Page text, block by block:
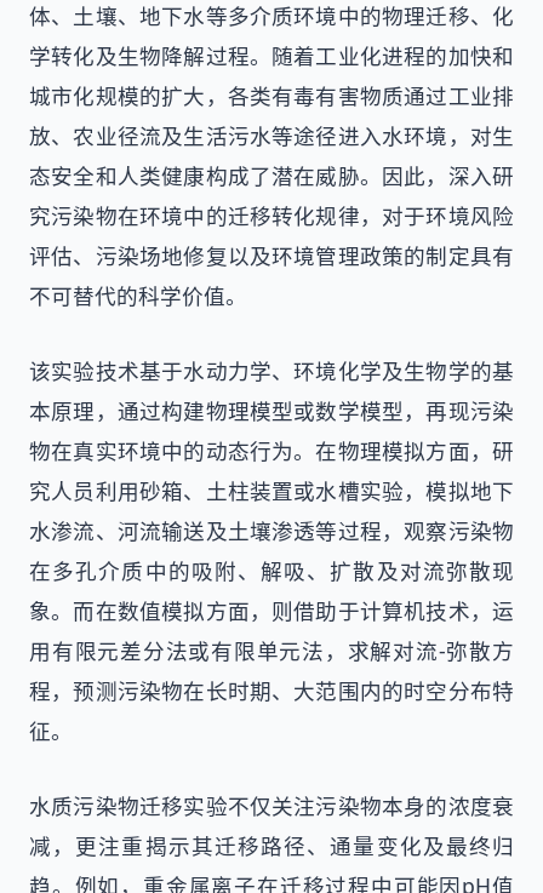
体、土壤、地下水等多介质环境中的物理迁移、化
学转化及生物降解过程。随着工业化进程的加快和
城市化规模的扩大，各类有毒有害物质通过工业排
放、农业径流及生活污水等途径进入水环境，对生
态安全和人类健康构成了潜在威胁。因此，深入研
究污染物在环境中的迁移转化规律，对于环境风险
评估、污染场地修复以及环境管理政策的制定具有
不可替代的科学价值。
该实验技术基于水动力学、环境化学及生物学的基
本原理，通过构建物理模型或数学模型，再现污染
物在真实环境中的动态行为。在物理模拟方面，研
究人员利用砂箱、土柱装置或水槽实验，模拟地下
水渗流、河流输送及土壤渗透等过程，观察污染物
在多孔介质中的吸附、解吸、扩散及对流弥散现
象。而在数值模拟方面，则借助于计算机技术，运
用有限元差分法或有限单元法，求解对流-弥散方
程，预测污染物在长时期、大范围内的时空分布特
征。
水质污染物迁移实验不仅关注污染物本身的浓度衰
减，更注重揭示其迁移路径、通量变化及最终归
趋。例如，重金属离子在迁移过程中可能因pH值